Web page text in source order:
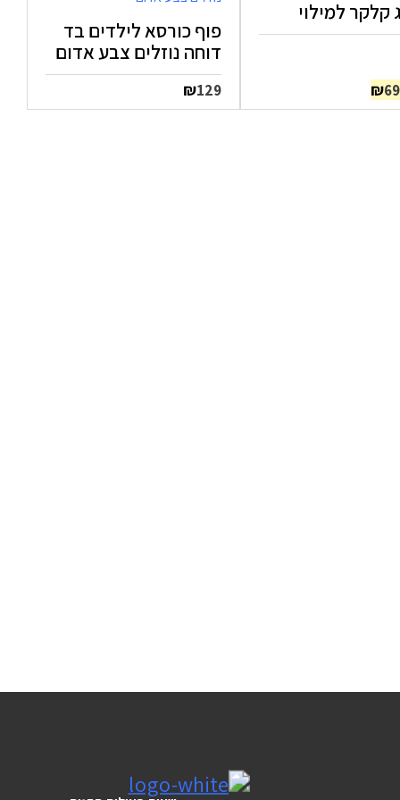
המחיר
המקורי
₪69
הנוכחי
פוף כורסא לילדים בד
דוחה נוזלים צבע אדום
₪129